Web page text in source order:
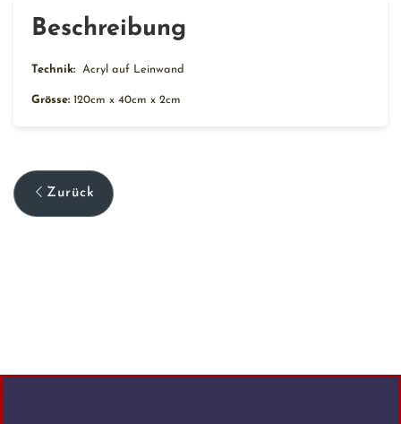
Beschreibung
Technik: Acryl auf Leinwand
Grösse: 120cm x 40cm x 2cm
Zurück